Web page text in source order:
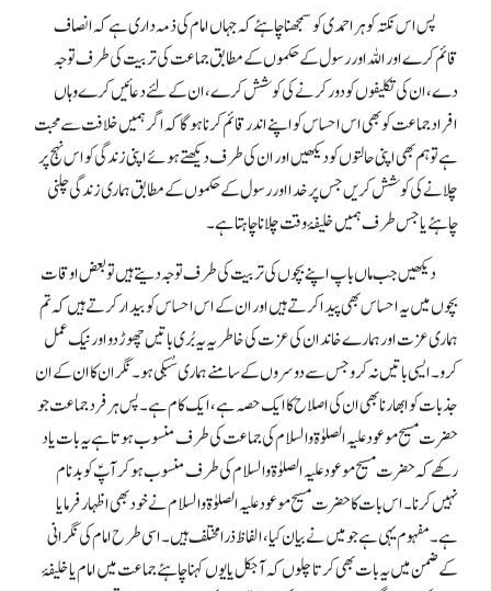
پس اس نکتہ کو ہر احمدی کو سمجھنا چاہئے کہ جہاں امام کی ذمہ داری ہے کہ انصاف
قائم کرے اور اللہ اور رسول کے حکموں کے مطابق جماعت کی تربیت کی طرف توجہ
دے، ان کی تکلیفوں کو دور کرنے کی کوشش کرے، ان کے لئے دعائیں کرے وہاں
افراد جماعت کو بھی اس احساس کو اپنے اندر قائم کرنا ہو گا کہ اگر ہمیں خلافت سے محبت
ہے تو ہم بھی اپنی حالتوں کو دیکھیں اور ان کی طرف دیکھتے ہوئے اپنی زندگی کو اس نہج پر
چلانے کی کوشش کریں جس پر خدا اور رسول کے حکموں کے مطابق ہماری زندگی چلنی
چاہئے یا جس طرف ہمیں خلیفۂ وقت چلانا چاہتا ہے۔
دیکھیں جب ماں باپ اپنے بچوں کی تربیت کی طرف توجہ دیتے ہیں تو بعض اوقات
بچوں میں یہ احساس بھی پیدا کرتے ہیں اور ان کے اس احساس کو بیدار کرتے ہیں کہ تم
ہماری عزت اور ہمارے خاندان کی عزت کی خاطر یہ یہ بُری باتیں چھوڑ دو اور نیک عمل
کرو۔ ایسی باتیں نہ کرو جس سے دوسروں کے سامنے ہماری سُبکی ہو۔ نگران کا ان کے ان
جذبات کو ابھارنا بھی ان کی اصلاح کاایک حصہ ہے، ایک کام ہے۔ پس ہر فرد جماعت جو
حضرت مسیح موعود علیہ الصلوٰۃ والسلام کی جماعت کی طرف منسوب ہوتا ہے یہ بات یاد
رکھے کہ حضرت مسیح موعود علیہ الصلوٰۃ والسلام کی طرف منسوب ہو کر آپؑ کو بدنام
نہیں کرنا۔ اس بات کا حضرت مسیح موعود علیہ الصلوٰۃ والسلام نے خود بھی اظہار فرمایا
ہے۔ مفہوم یہی ہے جو میں نے بیان کیا، الفاظ ذرا مختلف ہیں۔ اسی طرح امام کی نگرانی
کے ضمن میں یہ بات بھی کرتا چلوں کہ آجکل یایوں کہنا چاہئے جماعت میں امام یا خلیفۂ